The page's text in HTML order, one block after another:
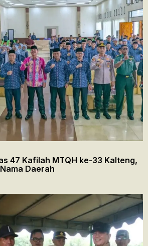
47 Kafilah MTQH ke-33 Kalteng,
Daerah